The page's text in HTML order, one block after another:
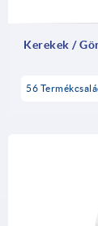
Kerekek /
56